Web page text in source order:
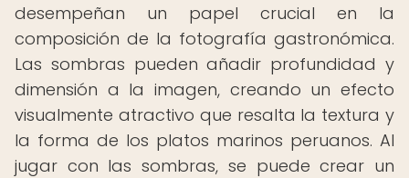
desempeñan un papel crucial en la
composición de la fotografía gastronómica.
Las sombras pueden añadir profundidad y
dimensión a la imagen, creando un efecto
visualmente atractivo que resalta la textura y
la forma de los platos marinos peruanos. Al
jugar con las sombras, se puede crear un